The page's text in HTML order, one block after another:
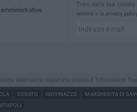
Trani nella tua
termini e la privacy
telematica registrata presso il Tribunale di
CORATO GIOVINAZZO MARGHERITA DI